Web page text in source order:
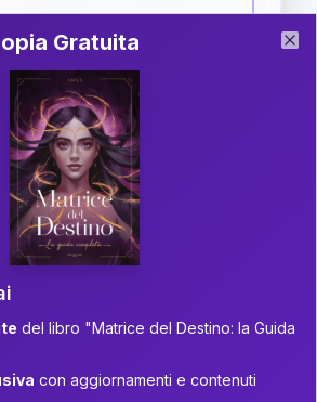
completa di Coppia
di scrittura. Iscriviti alla newsletter
ricevere aggiornamenti!
Interpretazione parziale
gratuita
più in basso per vedere
parziale gratuita della tua
alla newsletter per ricevere
quando sarà disponibile.
Gratuita del Libro
Gratuita
del libro "Matrice del Destino: la Guida
con aggiornamenti e contenuti